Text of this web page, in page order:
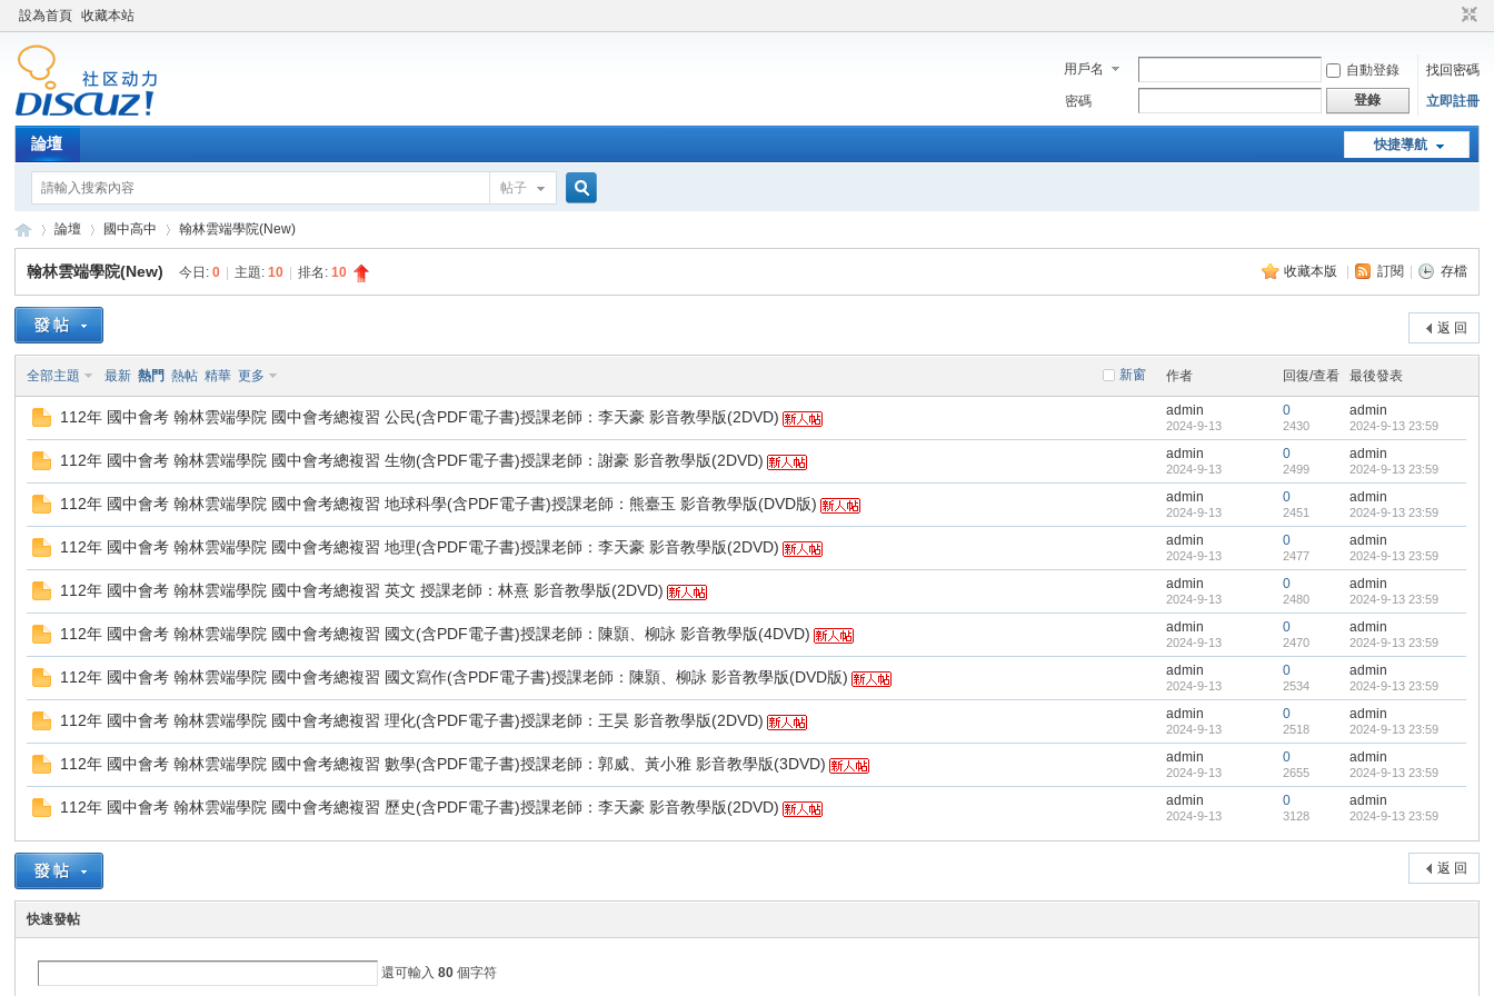
設為首頁 收藏本站
用戶名 自動登錄
找回密碼
密碼
登錄 立即註冊
快捷導航
論壇
帖子
XY»
論壇
›
國中高中 翰林雲端學院(New)
收藏本版 訂閱 存檔
翰林雲端學院(New) 今日:0 主題:10 排名:10
返 回
新窗
全部主題 最新 熱門 熱帖 精華 更多 作者 回復/查看 最後發表
112年 國中會考 翰林雲端學院 國中會考總複習 公民(含PDF電子書)授課老師：李天豪 影音教學版(2DVD) admin
2024-9-13
0
2430
admin
2024-9-13 23:59
112年 國中會考 翰林雲端學院 國中會考總複習 生物(含PDF電子書)授課老師：謝豪 影音教學版(2DVD) admin
2024-9-13
0
2499
admin
2024-9-13 23:59
112年 國中會考 翰林雲端學院 國中會考總複習 地球科學(含PDF電子書)授課老師：熊臺玉 影音教學版(DVD版) admin
2024-9-13
0
2451
admin
2024-9-13 23:59
112年 國中會考 翰林雲端學院 國中會考總複習 地理(含PDF電子書)授課老師：李天豪 影音教學版(2DVD) admin
2024-9-13
0
2477
admin
2024-9-13 23:59
112年 國中會考 翰林雲端學院 國中會考總複習 英文 授課老師：林熹 影音教學版(2DVD) admin
2024-9-13
0
2480
admin
2024-9-13 23:59
112年 國中會考 翰林雲端學院 國中會考總複習 國文(含PDF電子書)授課老師：陳顥、柳詠 影音教學版(4DVD) admin
2024-9-13
0
2470
admin
2024-9-13 23:59
112年 國中會考 翰林雲端學院 國中會考總複習 國文寫作(含PDF電子書)授課老師：陳顥、柳詠 影音教學版(DVD版) admin
2024-9-13
0
2534
admin
2024-9-13 23:59
112年 國中會考 翰林雲端學院 國中會考總複習 理化(含PDF電子書)授課老師：王昊 影音教學版(2DVD) admin
2024-9-13
0
2518
admin
2024-9-13 23:59
112年 國中會考 翰林雲端學院 國中會考總複習 數學(含PDF電子書)授課老師：郭威、黃小雅 影音教學版(3DVD) admin
2024-9-13
0
2655
admin
2024-9-13 23:59
112年 國中會考 翰林雲端學院 國中會考總複習 歷史(含PDF電子書)授課老師：李天豪 影音教學版(2DVD) admin
2024-9-13
0
3128
admin
2024-9-13 23:59
返 回
快速發帖
還可輸入80 個字符